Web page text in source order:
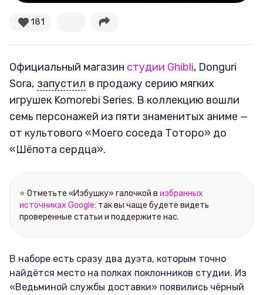
Тренды
Ваши истории
Соцсети
181
Официальный магазин студии Ghibli, Donguri
Sora, запустил в продажу серию мягких
игрушек Komorebi Series. В коллекцию вошли
семь персонажей из пяти знаменитых аниме —
от культового «Моего соседа Тоторо» до
«Шёпота сердца».
⭐ Отметьте «Избушку» галочкой в избранных
источниках Google: так вы чаще будете видеть
проверенные статьи и поддержите нас.
В наборе есть сразу два дуэта, которым точно
найдётся место на полках поклонников студии. Из
«Ведьминой службы доставки» появились чёрный